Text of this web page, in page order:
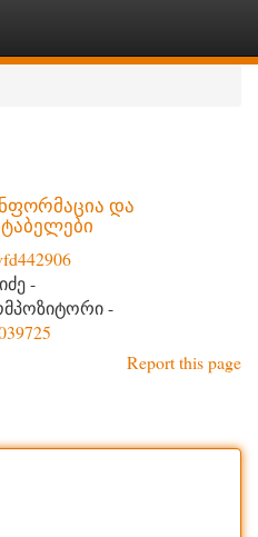
და
-
-
Report this page